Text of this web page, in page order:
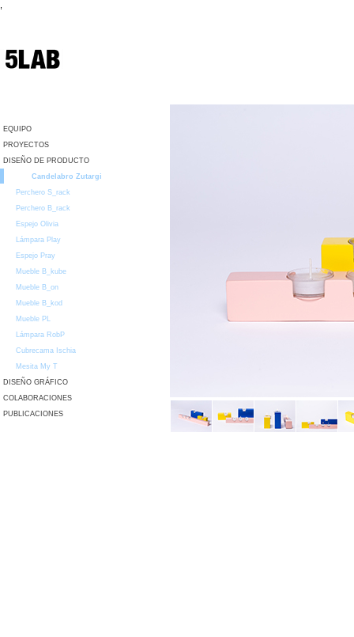
EQUIPO
PROYECTOS
DISEÑO DE PRODUCTO
Candelabro Zutargi
Perchero S_rack
Perchero B_rack
Espejo Olivia
Lámpara Play
Espejo Pray
Mueble B_kube
Mueble B_on
Mueble B_kod
Mueble PL
Lámpara RobP
Cubrecama Ischia
Mesita My T
DISEÑO GRÁFICO
COLABORACIONES
PUBLICACIONES